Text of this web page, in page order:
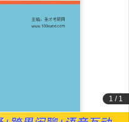
1 / 1